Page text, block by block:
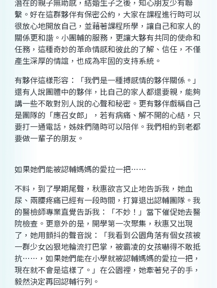
潛在的親子無助感，結婚生子之後，知心朋友少有聯
繫。好在這群夥伴有保密公約，大家在課程進行時可以
很放心地開放自己，並藉著課程所學，讓自己和家人的
關係更和諧。小團輔的服務，更讓大夥有共同的使命和
任務，這種奇妙的革命情感和彼此的了解、信任，不僅
產生深厚的情誼，也成為牢固的支持系統。
有夥伴這樣形容：「我們是一種搏感情的夥伴關係。」
還有人說團體中的夥伴，比自己的家人都還要親，能夠
講一些不敢對別人說的心聲和秘密。更有夥伴戲稱自己
是團隊的「應召女郎」，若有病痛、解不開的心結，只
要打一通電話，姊妹們隨時可以陪伴。我們相約到老都
要做一輩子的朋友。
如果她們能被認輔媽媽的愛拉一把……
不料，到了學期尾聲，秋惠欲言又止地告訴我，她血
尿、兩腰疼痛已經有一段時間，打算退出認輔團隊。我
的醫檢師專業直覺告訴我：「不妙！」當下催促她去醫
院檢查。更意外的是，開學第一次聚集，秋惠又出現
了，她用顫抖的聲音說：「我看到公園角落有個女孩被
一群少女凶狠地輪流打巴掌，被霸凌的女孩嚇得不敢抵
抗……，如果她們能在小學就被認輔媽媽的愛拉一把，
現在就不會是這樣了。」在公園裡，她牽著兒子的手，
毅然決定再回認輔行列。